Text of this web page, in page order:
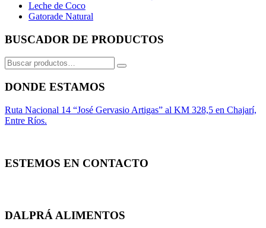
Leche de Coco
Gatorade Natural
BUSCADOR DE PRODUCTOS
Buscar
por:
DONDE ESTAMOS
Ruta Nacional 14 “José Gervasio Artigas” al KM 328,5 en Chajarí,
Entre Ríos.
ESTEMOS EN CONTACTO
DALPRÁ ALIMENTOS